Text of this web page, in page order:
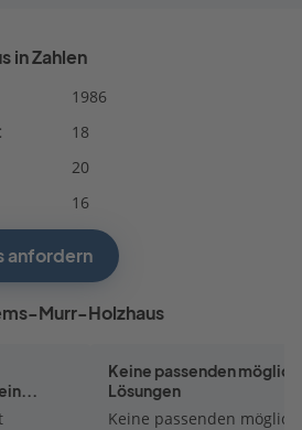
in Zahlen
1986
18
20
16
anfordern
Murr-Holzhaus
Keine passenden
Lösungen
Keine passenden